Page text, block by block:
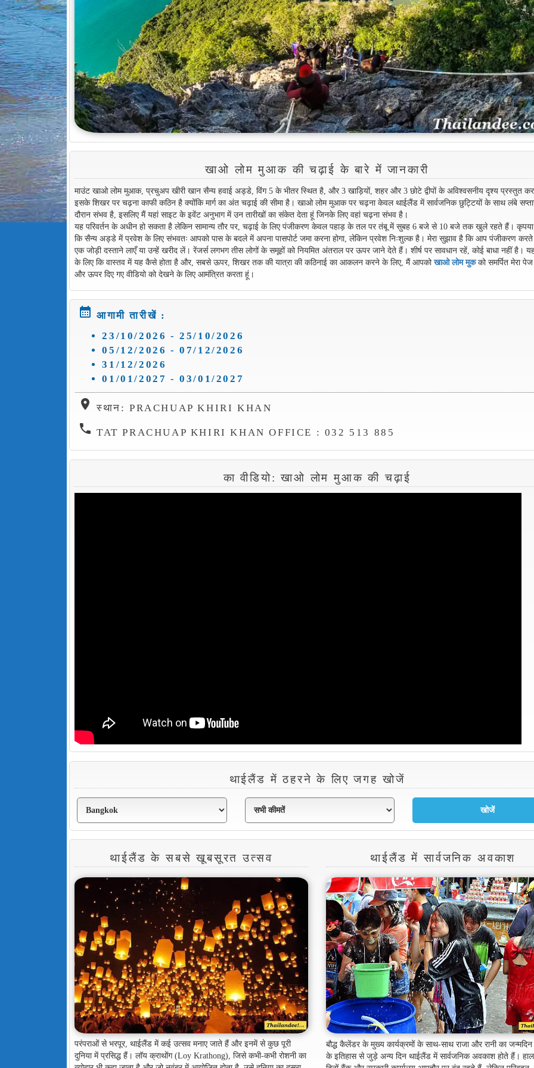
खाओ लोम मुआक की चढ़ाई के बारे में जानकारी
माउंट खाओ लोम मुआक, प्रचुअप खीरी खान सैन्य हवाई अड्डे, विंग 5 के भीतर स्थित है, और 3 खाड़ियों, शहर और 3 छोटे द्वीपों के अविश्वसनीय दृश्य प्रस्तुत
इसके शिखर पर चढ़ना काफी कठिन है क्योंकि मार्ग का अंत चढ़ाई की सीमा है। खाओ लोम मुआक पर चढ़ना केवल थाईलैंड में सार्वजनिक छुट्टियों के साथ लंबे
दौरान संभव है, इसलिए मैं यहां साइट के इवेंट अनुभाग में उन तारीखों का संकेत देता हूं जिनके लिए वहां चढ़ना संभव है।
यह परिवर्तन के अधीन हो सकता है लेकिन सामान्य तौर पर, चढ़ाई के लिए पंजीकरण केवल पहाड़ के तल पर तंबू में सुबह 6 बजे से 10 बजे तक खुले रहते हैं। कृपया
कि सैन्य अड्डे में प्रवेश के लिए संभवतः आपको पास के बदले में अपना पासपोर्ट जमा करना होगा, लेकिन प्रवेश निःशुल्क है। मेरा सुझाव है कि आप पंजीकरण
एक जोड़ी दस्ताने लाएँ या उन्हें खरीद लें। रेंजर्स लगभग तीस लोगों के समूहों को नियमित अंतराल पर ऊपर जाने देते हैं। शीर्ष पर सावधान रहें, कोई बाधा नहीं है।
के लिए कि वास्तव में यह कैसे होता है और, सबसे ऊपर, शिखर तक की यात्रा की कठिनाई का आकलन करने के लिए, मैं आपकोखाओ लोम मुकको समर्पित मेरा
और ऊपर दिए गए वीडियो को देखने के लिए आमंत्रित करता हूं।
calendar_month आगामी तारीखें :
23/10/2026 - 25/10/2026
05/12/2026 - 07/12/2026
31/12/2026
01/01/2027 - 03/01/2027
location_on स्थान: PRACHUAP KHIRI KHAN
phone TAT PRACHUAP KHIRI KHAN OFFICE : 032 513 885
का वीडियो: खाओ लोम मुआक की चढ़ाई
थाईलैंड में ठहरने के लिए जगह खोजें
थाईलैंड के सबसे खूबसूरत उत्सव
परंपराओं से भरपूर, थाईलैंड में कई उत्सव मनाए जाते हैं और इनमें से कुछ पूरी
दुनिया में प्रसिद्ध हैं। लॉय क्राथोंग (Loy Krathong), जिसे कभी-कभी रोशनी का
थाईलैंड में सार्वजनिक अवकाश
बौद्ध कैलेंडर के मुख्य कार्यक्रमों के साथ-साथ राजा और रानी का
के इतिहास से जुड़े अन्य दिन थाईलैंड में सार्वजनिक अवकाश होते हैं।